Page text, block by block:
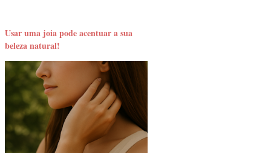
Usar uma joia pode acentuar a sua
beleza natural!